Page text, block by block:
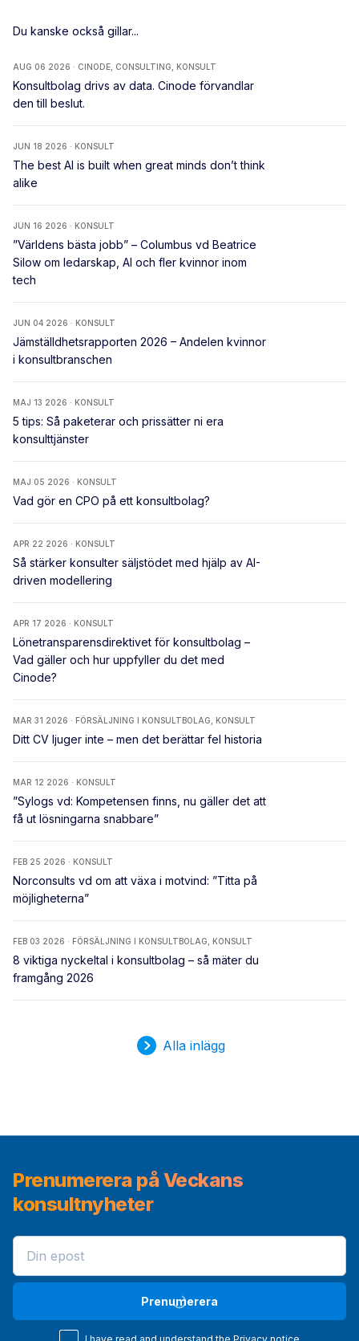
Du kanske också gillar...
AUG 06 2026 · CINODE, CONSULTING, KONSULT
Konsultbolag drivs av data. Cinode förvandlar
den till beslut.
JUN 18 2026 · KONSULT
The best AI is built when great minds don’t think
alike
JUN 16 2026 · KONSULT
”Världens bästa jobb” – Columbus vd Beatrice
Silow om ledarskap, AI och fler kvinnor inom
tech
JUN 04 2026 · KONSULT
Jämställdhetsrapporten 2026 – Andelen kvinnor
i konsultbranschen
MAJ 13 2026 · KONSULT
5 tips: Så paketerar och prissätter ni era
konsulttjänster
MAJ 05 2026 · KONSULT
Vad gör en CPO på ett konsultbolag?
APR 22 2026 · KONSULT
Så stärker konsulter säljstödet med hjälp av AI-
driven modellering
APR 17 2026 · KONSULT
Lönetransparensdirektivet för konsultbolag –
Vad gäller och hur uppfyller du det med
Cinode?
MAR 31 2026 · FÖRSÄLJNING I KONSULTBOLAG, KONSULT
Ditt CV ljuger inte – men det berättar fel historia
MAR 12 2026 · KONSULT
”Sylogs vd: Kompetensen finns, nu gäller det att
få ut lösningarna snabbare”
FEB 25 2026 · KONSULT
Norconsults vd om att växa i motvind: ”Titta på
möjligheterna”
FEB 03 2026 · FÖRSÄLJNING I KONSULTBOLAG, KONSULT
8 viktiga nyckeltal i konsultbolag – så mäter du
framgång 2026
Alla inlägg
Prenumerera på Veckans
konsultnyheter
Prenumerera